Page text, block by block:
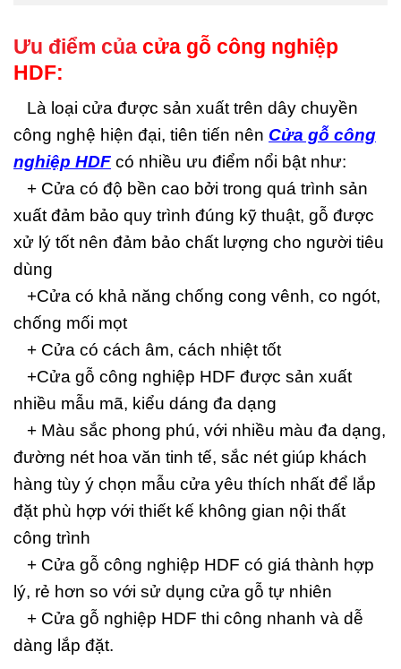
Ưu điểm của cửa gỗ công nghiệp
HDF:
Là loại cửa được sản xuất trên dây chuyền
công nghệ hiện đại, tiên tiến nên Cửa gỗ công
nghiệp HDF có nhiều ưu điểm nổi bật như:
+ Cửa có độ bền cao bởi trong quá trình sản
xuất đảm bảo quy trình đúng kỹ thuật, gỗ được
xử lý tốt nên đảm bảo chất lượng cho người tiêu
dùng
+Cửa có khả năng chống cong vênh, co ngót,
chống mối mọt
+ Cửa có cách âm, cách nhiệt tốt
+Cửa gỗ công nghiệp HDF được sản xuất
nhiều mẫu mã, kiểu dáng đa dạng
+ Màu sắc phong phú, với nhiều màu đa dạng,
đường nét hoa văn tinh tế, sắc nét giúp khách
hàng tùy ý chọn mẫu cửa yêu thích nhất để lắp
đặt phù hợp với thiết kế không gian nội thất
công trình
+ Cửa gỗ công nghiệp HDF có giá thành hợp
lý, rẻ hơn so với sử dụng cửa gỗ tự nhiên
+ Cửa gỗ nghiệp HDF thi công nhanh và dễ
dàng lắp đặt.